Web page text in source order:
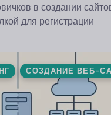
в создании
для регистрации
СОЗДАНИЕ ВЕБ-